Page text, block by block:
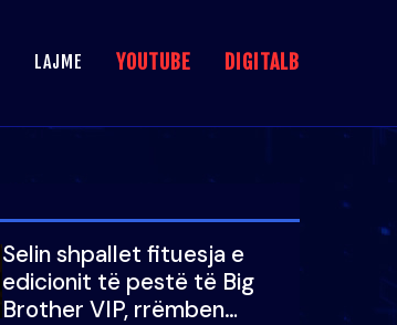
LAJME YOUTUBE DIGITALB
Selin shpallet fituesja e
edicionit të pestë të Big
Brother VIP, rrëmben